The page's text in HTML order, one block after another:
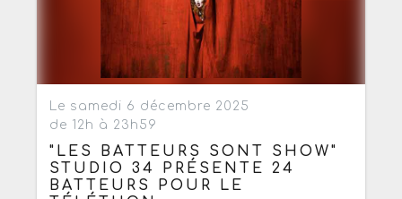
Le samedi 6 décembre 2025
de 12h à 23h59
"LES BATTEURS SONT SHOW"
STUDIO 34 PRÉSENTE 24
BATTEURS POUR LE